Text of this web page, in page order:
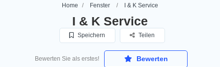
Home Fenster I & K Service
I & K Service
Speichern Teilen
Bewerten Sie als erstes! Bewerten